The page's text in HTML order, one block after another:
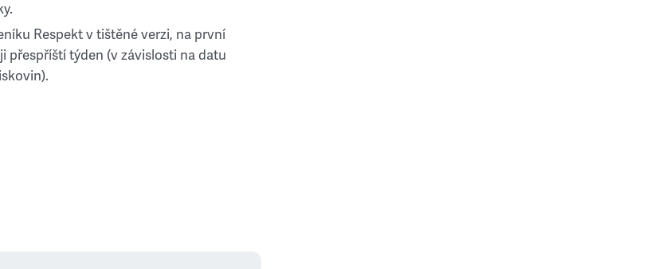
Respekt v tištěné verzi, na první
přespříští týden (v závislosti na datu